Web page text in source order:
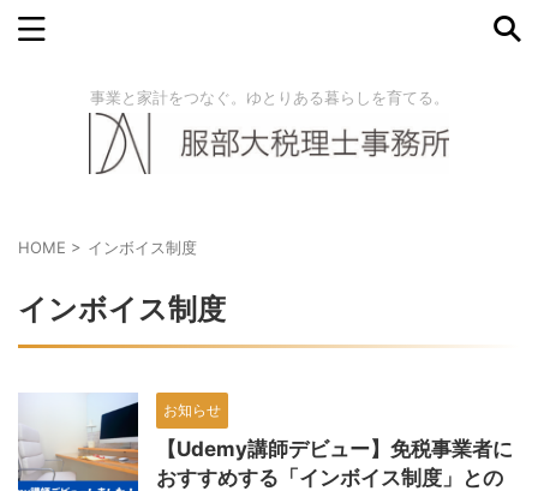
事業と家計をつなぐ。ゆとりある暮らしを育てる。
HOME > インボイス制度
インボイス制度
お知らせ
【Udemy講師デビュー】免税事業者に
おすすめする「インボイス制度」との